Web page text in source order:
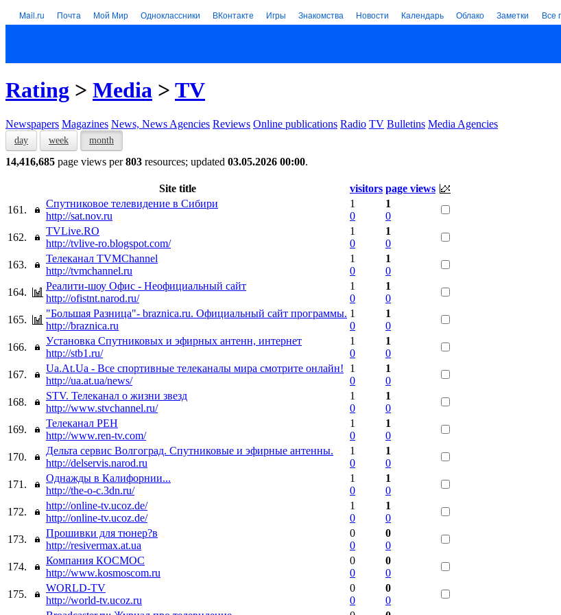
Mail.ru Почта Мой Мир Одноклассники ВКонтакте Игры Знакомства Новости Календарь Облако Заметки Все
Rating > Media > TV
Newspapers Magazines News, News Agencies Reviews Online publications Radio TV Bulletins Media Agencies
day week month
14,416,685 page views per803 resources; updated 03.05.2026 00:00.
Site title visitors page views
161.
Спутниковое телевидение в Сибири
http://sat.nov.ru
1
0
1
0
162.
TVLive.RO
http://tvlive-ro.blogspot.com/
1
0
1
0
163.
Телеканал TVMChannel
http://tvmchannel.ru
1
0
1
0
164.
Реалити-шоу Офис - Неофициальный сайт
http://ofistnt.narod.ru/
1
0
1
0
165.
"Большая Разница"- braznica.ru. Официальный сайт программы.
http://braznica.ru
1
0
1
0
166.
Уcтановка Спутниковых и эфирных антенн, интернет
http://stb1.ru/
1
0
1
0
167.
Ua.At.Ua - Все спортивные телеканалы мира смотрите онлайн!
http://ua.at.ua/news/
1
0
1
0
168.
STV. Телеканал о жизни звезд
http://www.stvchannel.ru/
1
0
1
0
169.
Телеканал РЕН
http://www.ren-tv.com/
1
0
1
0
170.
Дельта сервис Волгоград. Спутниковые и эфирные антенны.
http://delservis.narod.ru
1
0
1
0
171.
Однажды в Калифорнии...
http://the-o-c.3dn.ru/
1
0
1
0
172.
http://online-tv.ucoz.de/
http://online-tv.ucoz.de/
1
0
1
0
173.
Прошивки для тюнер?в
http://resivermax.at.ua
0
0
0
0
174.
Компания КОСМОС
http://www.kosmoscom.ru
0
0
0
0
175.
WORLD-TV
http://world-tv.ucoz.ru
0
0
0
0